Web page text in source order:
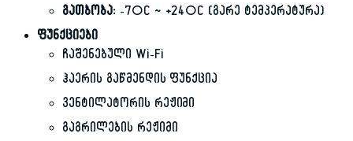
გათბობა:-7°C ~ +24°C (გარე ტემპერატურა)
ფუნქციები
ჩაშენებული Wi-Fi
ჰაერის გაწმენდის ფუნქცია
ვენტილატორის რეჟიმი
გაგრილების რეჟიმი